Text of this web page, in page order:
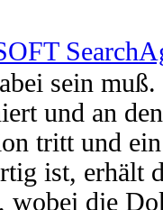
sein
und an
tritt und
ist, erhält
wobei die